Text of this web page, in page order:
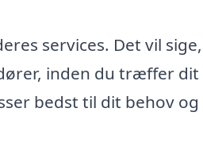
services. Det vil
inden du træffer dit
bedst til dit behov og